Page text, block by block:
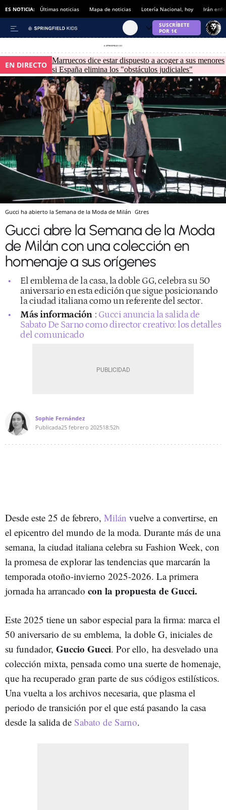
ES NOTICIA: Últimas noticias Mapa de noticias Lotería Nacional, hoy Irán
EN DIRECTO Marruecos dice estar dispuesto a acoger a sus menores
si España elimina los "obstáculos judiciales"
Gucci ha abierto la Semana de la Moda de Milán Gtres
Gucci abre la Semana de la Moda
de Milán con una colección en
homenaje a sus orígenes
El emblema de la casa, la doble GG, celebra su 50
aniversario en esta edición que sigue posicionando
la ciudad italiana como un referente del sector.
Más información : Gucci anuncia la salida de
Sabato De Sarno como director creativo: los detalles
del comunicado
Sophie Fernández
Publicada25 febrero 202518:52h
Desde este 25 de febrero, Milán vuelve a convertirse, en
el epicentro del mundo de la moda. Durante más de una
semana, la ciudad italiana celebra su Fashion Week, con
la promesa de explorar las tendencias que marcarán la
temporada otoño-invierno 2025-2026. La primera
jornada ha arrancado con la propuesta de Gucci.
Este 2025 tiene un sabor especial para la firma: marca el
50 aniversario de su emblema, la doble G, iniciales de
su fundador, Guccio Gucci. Por ello, ha desvelado una
colección mixta, pensada como una suerte de homenaje,
que ha recuperado gran parte de sus códigos estilísticos.
Una vuelta a los archivos necesaria, que plasma el
periodo de transición por el que está pasando la casa
desde la salida de Sabato de Sarno.